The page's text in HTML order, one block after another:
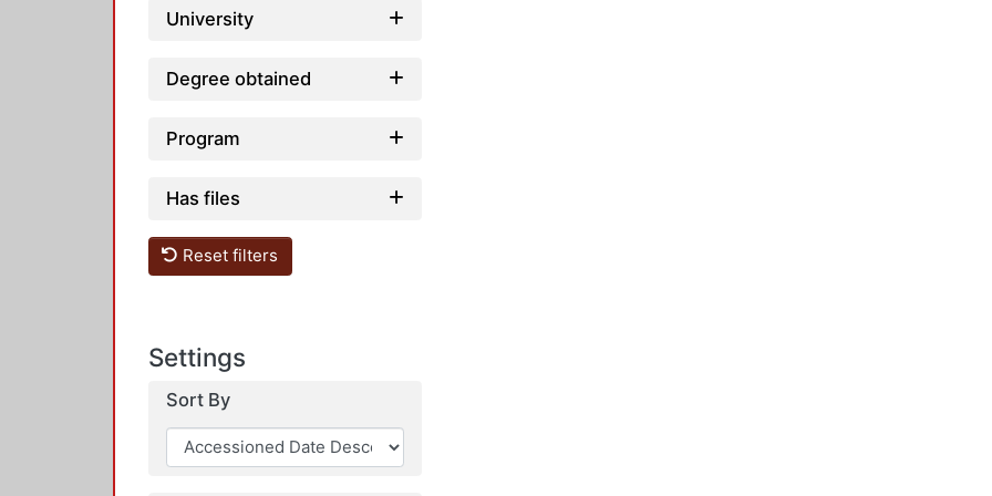
University
Degree obtained
Program
Has files
Reset filters
Settings
Sort By